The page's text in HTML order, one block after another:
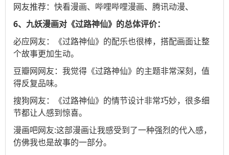
网友推荐： 快看漫画、 哔哩哔哩漫画、 腾讯动漫、
6、九妖漫画对《过路神仙》的总体评价：
必应网友：《过路神仙》的配乐也很棒，搭配画面让整
个故事更加生动。
豆瓣网网友：我觉得《过路神仙》的主题非常深刻，值
得反复品味。
搜狗网友：《过路神仙》的情节设计非常巧妙，很多细
节都让人感到惊喜。
漫画吧网友:这部漫画让我感受到了一种强烈的代入感，
仿佛我也是故事的一部分。